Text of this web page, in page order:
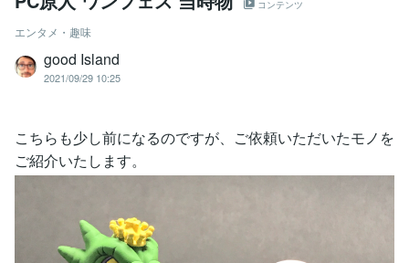
コンテンツ
エンタメ・趣味
good Island
2021/09/29 10:25
こちらも少し前になるのですが、ご依頼いただいたモノを
ご紹介いたします。